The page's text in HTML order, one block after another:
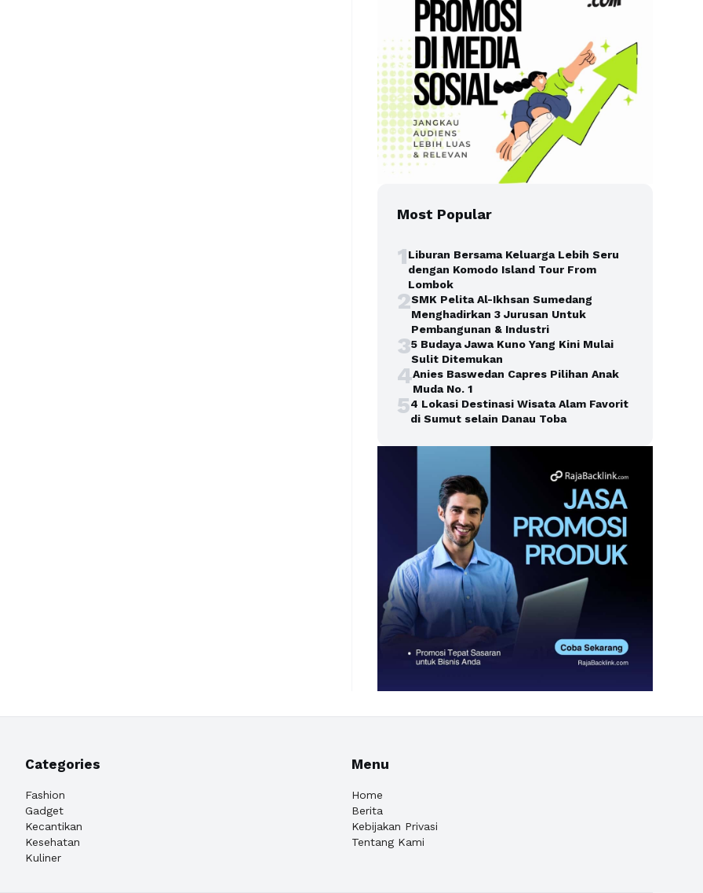
Most Popular
1Liburan Bersama Keluarga Lebih Seru
dengan Komodo Island Tour From
Lombok
2SMK Pelita Al-Ikhsan Sumedang
Menghadirkan 3 Jurusan Untuk
Pembangunan & Industri
35 Budaya Jawa Kuno Yang Kini Mulai
Sulit Ditemukan
4Anies Baswedan Capres Pilihan Anak
Muda No. 1
54 Lokasi Destinasi Wisata Alam Favorit
di Sumut selain Danau Toba
Categories
Fashion
Gadget
Kecantikan
Kesehatan
Kuliner
Menu
Home
Berita
Kebijakan Privasi
Tentang Kami